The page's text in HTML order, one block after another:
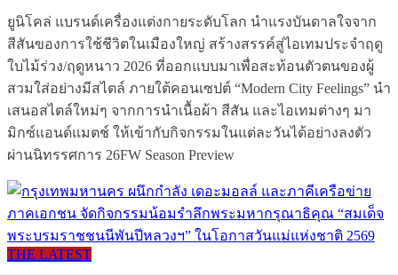
ยูนิโคล่ แบรนด์เครื่องแต่งกายระดับโลก นำแรงบันดาลใจจาก
สีสันของการใช้ชีวิตในเมืองใหญ่ สร้างสรรค์สู่ไอเทมประจำฤดู
ใบไม้ร่วง/ฤดูหนาว 2026 ที่ออกแบบมาเพื่อสะท้อนตัวตนของผู้
สวมใส่อย่างมีสไตล์ ภายใต้คอนเซปต์ “Modern City Feelings” นำ
เสนอสไตล์ใหม่ๆ จากการนำเนื้อผ้า สีสัน และไอเทมต่างๆ มา
มิกซ์แอนด์แมตช์ ให้เข้ากับกิจกรรมในแต่ละวันได้อย่างลงตัว
ผ่านนิทรรศการ 26FW Season Preview
THE LATEST